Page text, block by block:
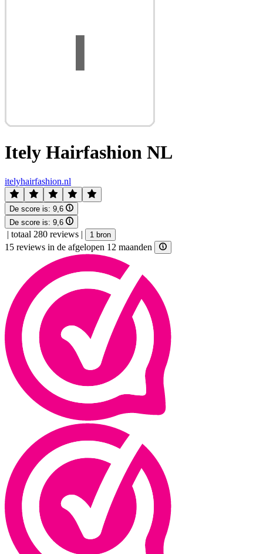
Itely Hairfashion NL
itelyhairfashion.nl
De score is: 9,6
De score is: 9,6
| totaal 280 reviews | 1 bron
15 reviews in de afgelopen 12 maanden